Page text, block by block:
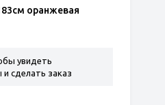
оранжевая
увидеть
сделать заказ